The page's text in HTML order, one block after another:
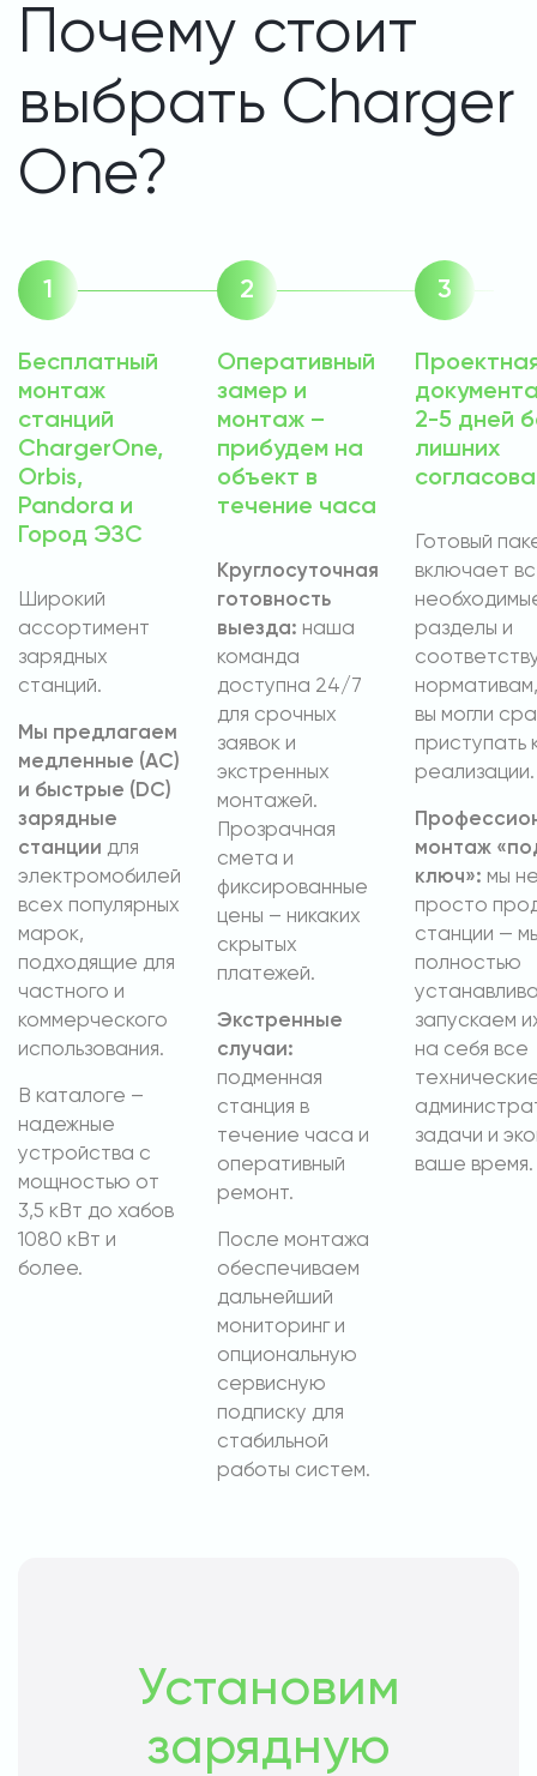
Почему стоит
выбрать Charger
One?
Бесплатный
монтаж
станций
ChargerOne,
Orbis,
Pandora и
Город ЭЗС
Широкий
ассортимент
зарядных
станций.
Мы предлагаем
медленные (AC)
и быстрые (DC)
зарядные
станции для
электромобилей
всех популярных
марок,
подходящие для
частного и
коммерческого
использования.
В каталоге –
надежные
устройства с
мощностью от
3,5 кВт до хабов
1080 кВт и
более.
Оперативный
замер и
монтаж –
прибудем на
объект в
течение часа
Круглосуточная
готовность
выезда: наша
команда
доступна 24/7
для срочных
заявок и
экстренных
монтажей.
Прозрачная
смета и
фиксированные
цены – никаких
скрытых
платежей.
Экстренные
случаи:
подменная
станция в
течение часа и
оперативный
ремонт.
После монтажа
обеспечиваем
дальнейший
мониторинг и
опциональную
сервисную
подписку для
стабильной
работы систем.
2-5 дней
лишних
Готовый
включает
разделы и
вы могли
приступать
реализации.
монтаж
ключ»: мы
просто
станции —
полностью
запускаем
на себя все
задачи и
ваше время.
Установим
зарядную